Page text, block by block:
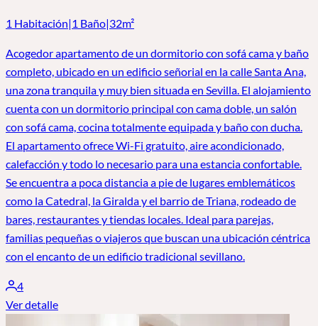
1 Habitación|1 Baño|32m²
Acogedor apartamento de un dormitorio con sofá cama y baño
completo, ubicado en un edificio señorial en la calle Santa Ana,
una zona tranquila y muy bien situada en Sevilla. El alojamiento
cuenta con un dormitorio principal con cama doble, un salón
con sofá cama, cocina totalmente equipada y baño con ducha.
El apartamento ofrece Wi-Fi gratuito, aire acondicionado,
calefacción y todo lo necesario para una estancia confortable.
Se encuentra a poca distancia a pie de lugares emblemáticos
como la Catedral, la Giralda y el barrio de Triana, rodeado de
bares, restaurantes y tiendas locales. Ideal para parejas,
familias pequeñas o viajeros que buscan una ubicación céntrica
con el encanto de un edificio tradicional sevillano.
4
Ver detalle